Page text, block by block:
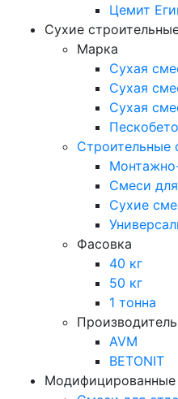
Цемит
Сухие
Марка
Сухая
Сухая
Сухая
Строительные
Смеси
Сухие
Фасовка
40 кг
50 кг
1 тонна
Производитель
AVM
BETONIT
Модифицированные